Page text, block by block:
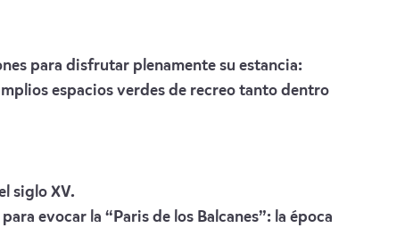
para disfrutar plenamente su estancia:
espacios verdes de recreo tanto dentro
siglo XV.
evocar la “Paris de los Balcanes”: la época